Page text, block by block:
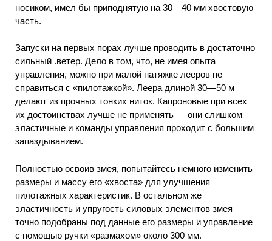
носиком, имел бы приподнятую на 30—40 мм хвостовую
часть.
Запуски на первых порах лучше проводить в достаточно
сильный .ветер. Дело в том, что, не имея опыта
управления, можно при малой натяжке лееров не
справиться с «пилотажкой». Леера длиной 30—50 м
делают из прочных тонких ниток. Капроновые при всех
их достоинствах лучше не применять — они слишком
эластичные и команды управления проходит с большим
запаздыванием.
Полностью освоив змея, попытайтесь немного изменить
размеры и массу его «хвоста» для улучшения
пилотажных характеристик. В остальном же
эластичность и упругость силовых элементов змея
точно подобраны под данные его размеры и управление
с помощью ручки «размахом» около 300 мм.